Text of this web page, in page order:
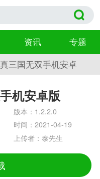
资讯
专题
真三国无双手机安卓
机安卓版
版本：1.2.2.0
时间：2021-04-19
上传者：泰先生